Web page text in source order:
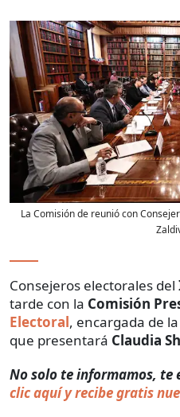
La Comisión de reunió con
Consejeros electorales del
tarde con la Comisión
Electoral, encargada de
que presentará Claudia
No solo te informamos, te
clic aquí y recibe gratis